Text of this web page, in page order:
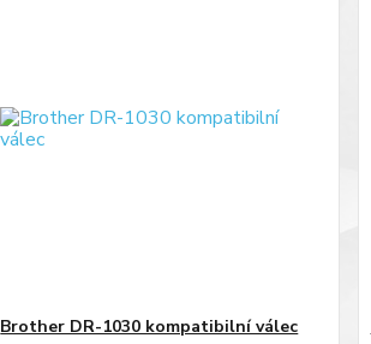
Brother DR-1030 kompatibilní válec